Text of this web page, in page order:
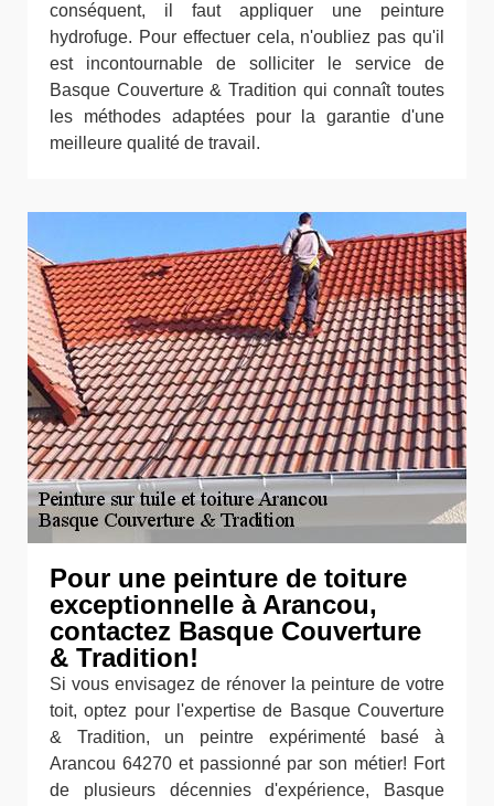
conséquent, il faut appliquer une peinture
hydrofuge. Pour effectuer cela, n'oubliez pas qu'il
est incontournable de solliciter le service de
Basque Couverture & Tradition qui connaît toutes
les méthodes adaptées pour la garantie d'une
meilleure qualité de travail.
Pour une peinture de toiture
exceptionnelle à Arancou,
contactez Basque Couverture
& Tradition!
Si vous envisagez de rénover la peinture de votre
toit, optez pour l'expertise de Basque Couverture
& Tradition, un peintre expérimenté basé à
Arancou 64270 et passionné par son métier! Fort
de plusieurs décennies d'expérience, Basque